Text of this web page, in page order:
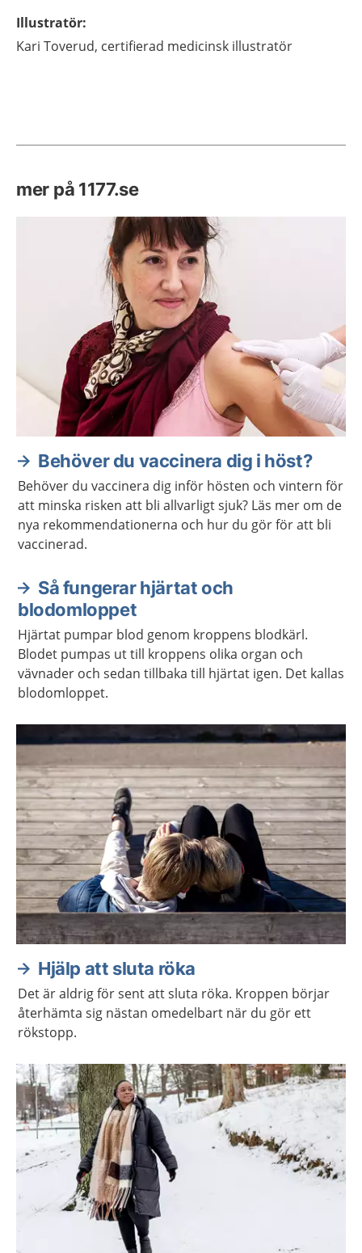
Illustratör:
Kari Toverud, certifierad medicinsk illustratör
mer på 1177.se
Behöver du vaccinera dig i höst?
Behöver du vaccinera dig inför hösten och vintern för
att minska risken att bli allvarligt sjuk? Läs mer om de
nya rekommendationerna och hur du gör för att bli
vaccinerad.
Så fungerar hjärtat och
blodomloppet
Hjärtat pumpar blod genom kroppens blodkärl.
Blodet pumpas ut till kroppens olika organ och
vävnader och sedan tillbaka till hjärtat igen. Det kallas
blodomloppet.
Hjälp att sluta röka
Det är aldrig för sent att sluta röka. Kroppen börjar
återhämta sig nästan omedelbart när du gör ett
rökstopp.